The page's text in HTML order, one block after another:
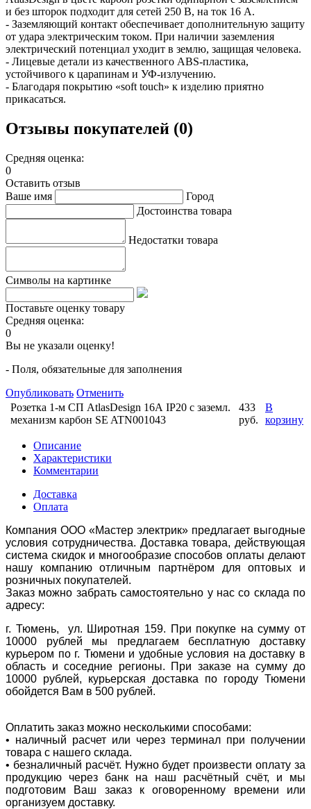
и без шторок подходит для сетей 250 В, на ток 16 А.
- Заземляющий контакт обеспечивает дополнительную защиту
от удара электрическим током. При наличии заземления
электрический потенциал уходит в землю, защищая человека.
- Лицевые детали из качественного ABS-пластика,
устойчивого к царапинам и УФ-излучению.
- Благодаря покрытию «soft touch» к изделию приятно
прикасаться.
Отзывы покупателей (0)
Средняя оценка:
0
Оставить отзыв
Ваше имя
Город
Достоинства товара
Недостатки товара
Символы на картинке
Поставьте оценку товару
Средняя оценка:
0
Вы не указали оценку!
- Поля, обязательные для заполнения
Опубликовать Отменить
Розетка 1-м СП AtlasDesign 16А IP20 с заземл.
механизм карбон SE ATN001043
433
руб.
В
корзину
Описание
Характеристики
Комментарии
Доставка
Оплата
Компания ООО «Мастер электрик» предлагает выгодные
условия сотрудничества. Доставка товара, действующая
система скидок и многообразие способов оплаты делают
нашу компанию отличным партнёром для оптовых и
розничных покупателей.
Заказ можно забрать самостоятельно у нас со склада по
адресу:
г. Тюмень, ул. Широтная 159. При покупке на сумму от
10000 рублей мы предлагаем бесплатную доставку
курьером по г. Тюмени и удобные условия на доставку в
область и соседние регионы. При заказе на сумму до
10000 рублей, курьерская доставка по городу Тюмени
обойдется Вам в 500 рублей.
Оплатить заказ можно несколькими способами:
• наличный расчет или через терминал при получении
товара с нашего склада.
• безналичный расчёт. Нужно будет произвести оплату за
продукцию через банк на наш расчётный счёт, и мы
подготовим Ваш заказ к оговоренному времени или
организуем доставку.